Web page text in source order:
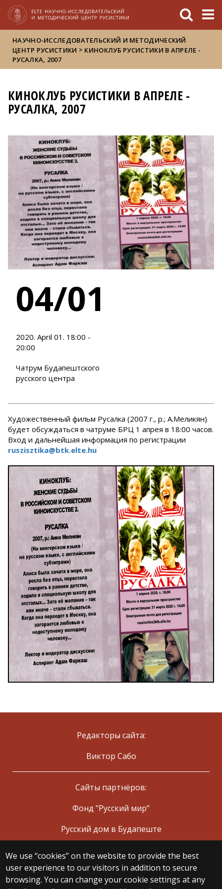
НАУЧНО-ИССЛЕДОВАТЕЛЬСКИЙ И МЕТОДИЧЕСКИЙ
ЦЕНТР РУСИСТИКИ > КИНОКЛУБ РУСИСТИКИ В АПРЕЛЕ -
РУСАЛКА, 2007
КИНОКЛУБ РУСИСТИКИ В АПРЕЛЕ -
РУСАЛКА, 2007
04/01
2020. April 01. 18:00 -
20:00
Чатрум Будапештского
русского центра
Художественный фильм Русалка (2007 г., р.; А.Меликян)
будет обсуждаться в чатруме БРЦ 1 апрея в 18:00 часов.
Вход и дальнейшая информация по регистрации
ruszisztika@btk.elte.hu
We use “cookies” on the website to provide the best
user experience to our visitors in addition to secure
browsing. You can change your cookie settings at any
Редакторы сайта:
Виктор Сабо
Сайты партнёров:
Фонд "Русский мир"
Русский дом в Будапеште
© 2025 Eötvös Loránd University
All rights reserved.
H-1053 Budapest, Egyetem tér 1–3.